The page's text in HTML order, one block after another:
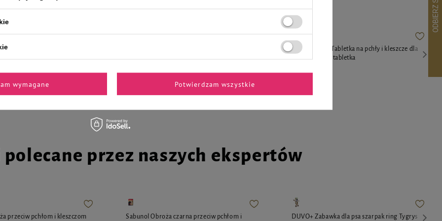
psa Piper Animals z kaczką i
22,13 zł / kg
Elanco AdTab Tabletka na pchły i kleszcze dla
psa 11 - 22 kg 1 tabletka
przez naszych ekspertów
przeciw pchłom i kleszczom
Sabunol Obroża czarna przeciw pchłom i
DUVO+ Zabawka dla psa szarpak ring Tygrys
wymagane Potwierdzam wszystkie